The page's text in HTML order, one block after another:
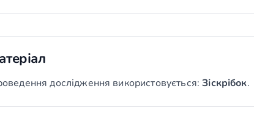
дослідження використовується:Зіскрібок.